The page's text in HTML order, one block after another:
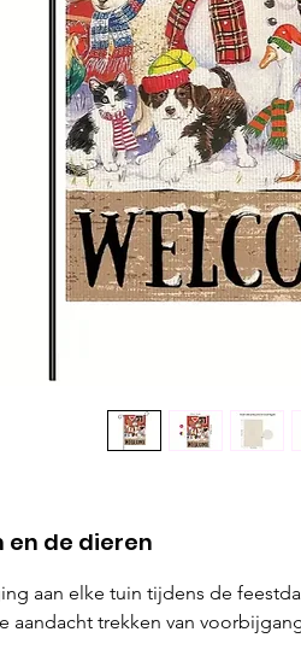
de dieren
aan elke tuin tijdens de
aandacht trekken van